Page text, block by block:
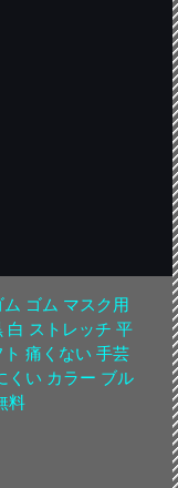
ム ゴム マスク用
白 ストレッチ 平
痛くない 手芸
くい カラー ブル
料